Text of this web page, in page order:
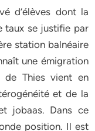
d’élèves dont la
taux se justifie par
station balnéaire
une émigration
de Thies vient en
et de la
jobaas. Dans ce
position. Il est